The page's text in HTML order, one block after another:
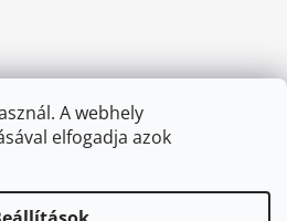
A webhely
elfogadja azok